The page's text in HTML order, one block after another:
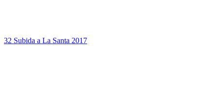
32 Subida a La Santa 2017